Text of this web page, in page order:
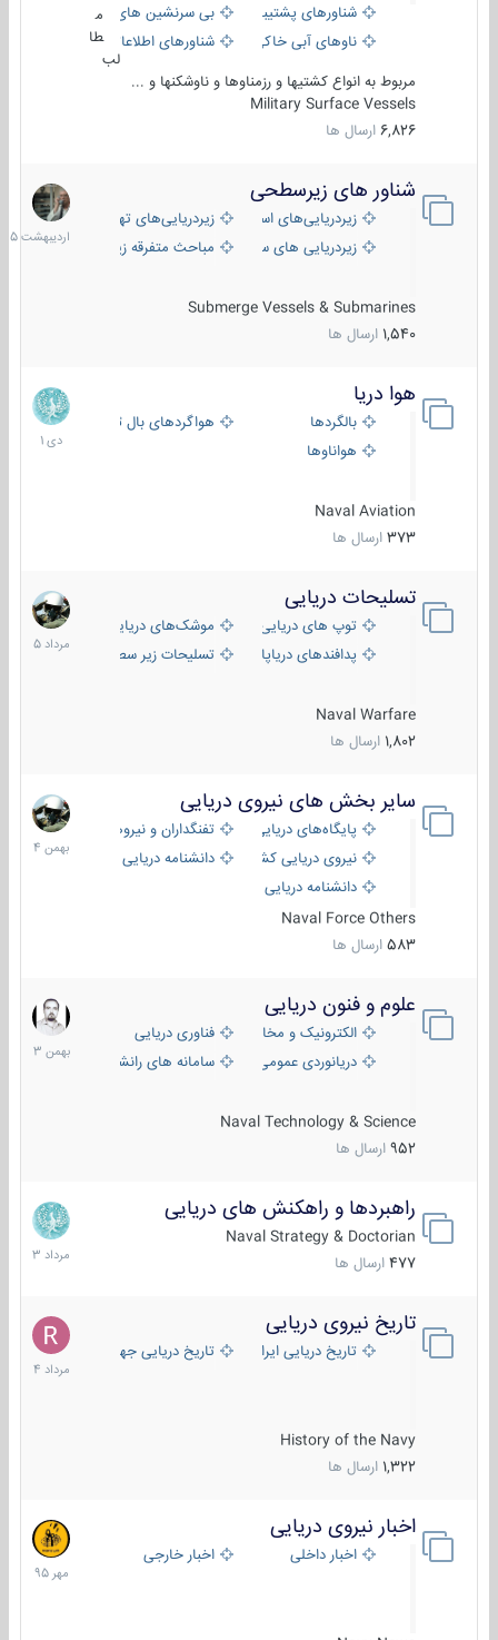
شناورهای پشتیبانی
بی سرنشین های دریایی
ناوهای آبی خاکی و نیروبرشناورهای اطلاعاتی و جاسوسی
طا
لب
مربوط به انواع کشتیها و رزمناوها و ناوشکنها و ...
Military Surface Vessels
6,826 ارسال ها
شناور های زیرسطحی
زیردریایی‌های استراتژیکزیردریایی‌های تهاجمی
زیردریایی های سبک
مباحث متفرقه زیرسطحی
Submerge Vessels & Submarines
1,540 ارسال ها
31
1405
هوا دریا
بالگردها
هواگردهای بال ثابت
هواناوها
Naval Aviation
373 ارسال ها
12
دی
1401
تسلیحات دریایی
توپ های دریایی
موشک‌های دریایی
پدافندهای دریاپایه
تسلیحات زیر سطحی
Naval Warfare
1,802 ارسال ها
2
مرداد
1405
سایر بخش های نیروی دریایی
پایگاه‌های دریایی
تفنگداران و نیروهای ویژه‌ی دریایی
نیروی دریایی کشورهای مختلفدانشنامه دریایی
دانشنامه دریایی کپی
Naval Force Others
583 ارسال ها
22
بهمن
1404
علوم و فنون دریایی
الکترونیک و مخابرات دریاییفناوری دریایی
دریانوردی عمومی
سامانه های رانشی دریایی
Naval Technology & Science
952 ارسال ها
6
بهمن
1403
راهبردها و راهکنش های دریایی
Naval Strategy & Doctorian
477 ارسال ها
2
مرداد
1403
تاریخ نیروی دریایی
تاریخ دریایی ایران تاریخ دریایی جهان
History of the Navy
1,322 ارسال ها
16
مرداد
1404
اخبار نیروی دریایی
اخبار داخلی اخبار خارجی
27
مهر
1395